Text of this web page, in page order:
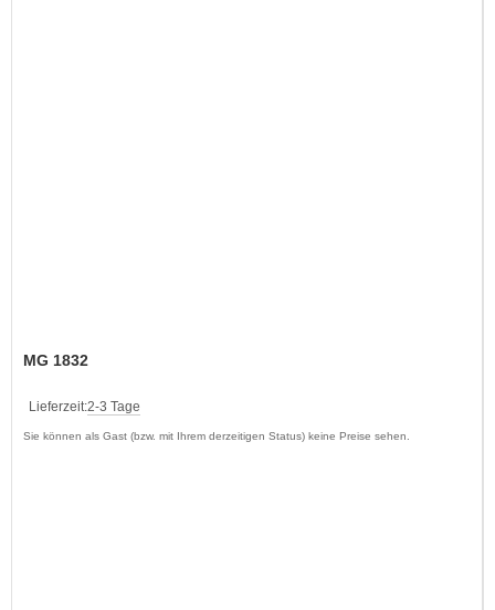
MG 1832
Lieferzeit:2-3 Tage
Sie können als Gast (bzw. mit Ihrem derzeitigen Status) keine Preise sehen.